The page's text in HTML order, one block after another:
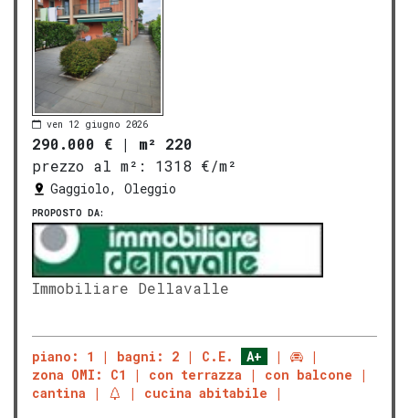
ven 12 giugno 2026
290.000 € | m² 220
prezzo al m²:
1318 €/m²
Gaggiolo, Oleggio
PROPOSTO DA:
Immobiliare Dellavalle
piano: 1 bagni: 2 C.E.
A+
zona OMI: C1
con terrazza
con balcone
cantina
cucina abitabile